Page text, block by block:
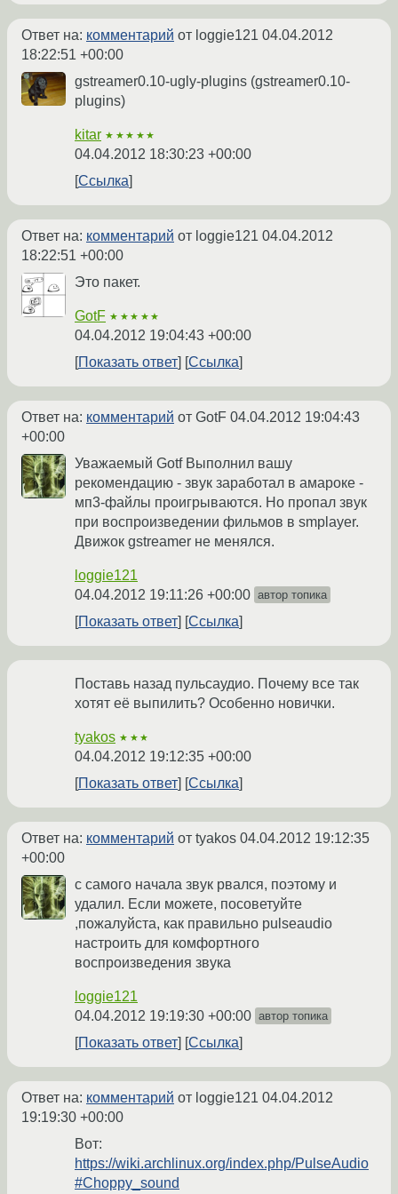
Ответ на: комментарий от loggie121 04.04.2012
18:22:51 +00:00
gstreamer0.10-ugly-plugins (gstreamer0.10-
plugins)
kitar ★★★★★
04.04.2012 18:30:23 +00:00
Ссылка
Ответ на: комментарий от loggie121 04.04.2012
18:22:51 +00:00
Это пакет.
GotF ★★★★★
04.04.2012 19:04:43 +00:00
Показать ответ
Ссылка
Ответ на: комментарий от GotF 04.04.2012 19:04:43
+00:00
Уважаемый Gotf Выполнил вашу
рекомендацию - звук заработал в амароке -
мп3-файлы проигрываются. Но пропал звук
при воспроизведении фильмов в smplayer.
Движок gstreamer не менялся.
loggie121
04.04.2012 19:11:26 +00:00 автор топика
Показать ответ Ссылка
Поставь назад пульсаудио. Почему все так
хотят её выпилить? Особенно новички.
tyakos ★★★
04.04.2012 19:12:35 +00:00
Показать ответ
Ссылка
Ответ на: комментарий от tyakos 04.04.2012 19:12:35
+00:00
с самого начала звук рвался, поэтому и
удалил. Если можете, посоветуйте
,пожалуйста, как правильно pulseaudio
настроить для комфортного
воспроизведения звука
loggie121
04.04.2012 19:19:30 +00:00 автор топика
Показать ответ Ссылка
Ответ на: комментарий от loggie121 04.04.2012
19:19:30 +00:00
Вот:
https://wiki.archlinux.org/index.php/PulseAudio
#Choppy_sound